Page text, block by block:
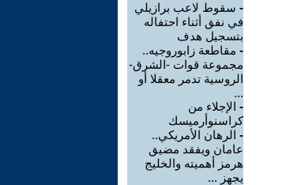
- سقوط لاعب برازيلي
في نفق أثناء احتفاله
بتسجيل هدف
- مقاطعة زابوروجيه..
مجموعة قوات -الشرق-
الروسية تدمر معقلا أو
...
- الإجلاء من
كراسنوأرميسك
- الرهان الأمريكي..
عامان ويفقد مضيق
هرمز أهميته والخليج
يجهز ...